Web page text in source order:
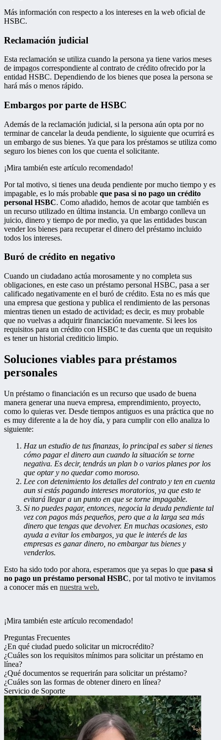
Más información con respecto a los intereses en la web oficial de
HSBC.
Reclamación judicial
Esta reclamación se utiliza cuando la persona ya tiene varios meses
de impagos correspondiente al contrato de crédito ofrecido por la
entidad HSBC. Dependiendo de los bienes que posea la persona se
hará más o menos rápido.
Embargos por parte de HSBC
Además de la reclamación judicial, si la persona aún opta por no
terminar de cancelar la deuda pendiente, lo siguiente que ocurrirá es
un embargo de sus bienes. Ya que para los préstamos se utiliza como
seguro los bienes con los que cuenta el solicitante.
¡Mira también este artículo recomendado!
Por tal motivo, si tienes una deuda pendiente por mucho tiempo y es
impagable, es lo más probable que pasa si no pago un crédito
personal HSBC. Como añadido, hemos de acotar que también es
un recurso utilizado en última instancia. Un embargo conlleva un
juicio, dinero y tiempo de por medio, ya que las entidades buscan
vender los bienes para recuperar el dinero del préstamo incluido
todos los intereses.
Buró de crédito en negativo
Cuando un ciudadano actúa morosamente y no completa sus
obligaciones, en este caso un préstamo personal HSBC, pasa a ser
calificado negativamente en el buró de crédito. Esta no es más que
una empresa que gestiona y publica el rendimiento de las personas
mientras tienen un estado de actividad; es decir, es muy probable
que no vuelvas a adquirir financiación nuevamente. Si lees los
requisitos para un crédito con HSBC te das cuenta que un requisito
es tener un historial crediticio limpio.
Soluciones viables para préstamos
personales
Un préstamo o financiación es un recurso que usado de buena
manera generar una nueva empresa, emprendimiento, proyecto,
como lo quieras ver. Desde tiempos antiguos es una práctica que no
es muy diferente a la de hoy día, y para cumplir con ello analiza lo
siguiente:
Haz un estudio de tus finanzas, lo principal es saber si tienes
cómo pagar el dinero aun cuando la situación se torne
negativa. Es decir, tendrás un plan b o varios planes por los
que optar y no quedar como moroso.
Lee con detenimiento los detalles del contrato y ten en cuenta
aun si estás pagando intereses moratorios, ya que esto te
evitará llegar a un punto en que se torne impagable.
Si no puedes pagar, entonces, negocia la deuda pendiente tal
vez con pagos más pequeños, pero que a la larga sea más
dinero que tengas que devolver. En muchas ocasiones, esto
ayuda a evitar los embargos, ya que le interés de las
empresas es ganar dinero, no embargar tus bienes y
venderlos.
Esto ha sido todo por ahora, esperamos que ya sepas lo que pasa si
no pago un préstamo personal HSBC, por tal motivo te invitamos
a conocer más en nuestra web.
¡Mira también este artículo recomendado!
Preguntas Frecuentes
¿En qué ciudad puedo solicitar un microcrédito?
¿Cuáles son los requisitos mínimos para solicitar un préstamo en
línea?
¿Qué documentos se requerirán para solicitar un préstamo?
¿Cuáles son las formas de obtener dinero en línea?
Servicio de Soporte